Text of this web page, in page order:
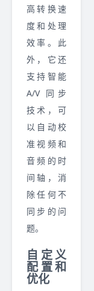
高转换速
度和处理
效率。此
外，它还
支持智能
A/V 同步
技术，可
以自动校
准视频和
音频的时
间轴，消
除任何不
同步的问
题。
自定义
配置和
优化